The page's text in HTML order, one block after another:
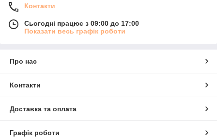
Контакти
Сьогодні працює з 09:00 до 17:00
Показати весь графік роботи
Про нас
Контакти
Доставка та оплата
Графік роботи